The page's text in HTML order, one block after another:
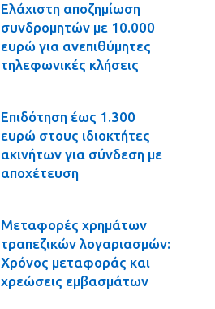
Ελάχιστη αποζημίωση
συνδρομητών με 10.000
ευρώ για ανεπιθύμητες
τηλεφωνικές κλήσεις
Επιδότηση έως 1.300
ευρώ στους ιδιοκτήτες
ακινήτων για σύνδεση με
αποχέτευση
Μεταφορές χρημάτων
τραπεζικών λογαριασμών:
Χρόνος μεταφοράς και
χρεώσεις εμβασμάτων